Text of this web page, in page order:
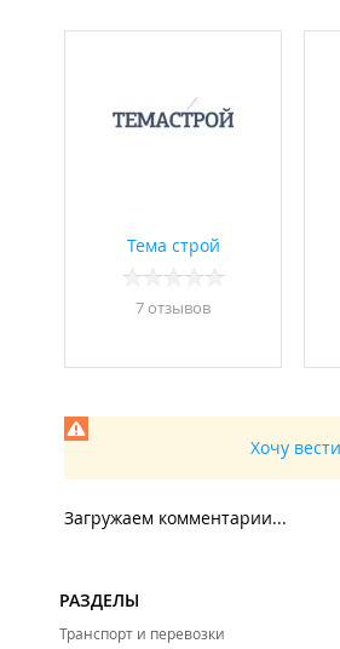
Тема строй
7 отзывов
Хочу
Загружаем комментарии...
РАЗДЕЛЫ
Транспорт и перевозки